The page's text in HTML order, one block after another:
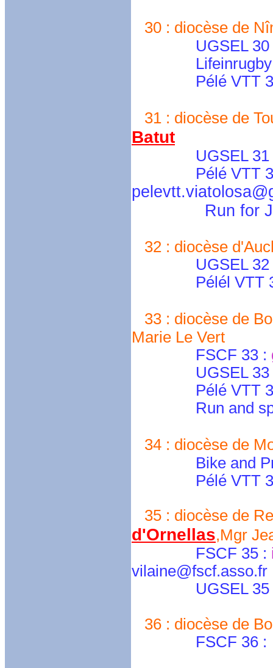
30 : diocèse de
UGSEL 30 :
Lifeinrugby :
Pélé VTT
31 : diocèse de
Batut
UGSEL 31 :
Pélé VTT
Run for
32 : diocèse
UGSEL 32 :
Pélél VTT
33 : diocèse de
Marie Le Vert
FSCF 33 :
UGSEL 33
Pélé VTT
Run and
34 : diocèse de
Bike and
Pélé VTT
35 : diocèse de
d'Ornellas,Mgr
FSCF 35 :
vilaine@fscf.asso.fr
UGSEL 35
36 : diocèse de
FSCF 36 :